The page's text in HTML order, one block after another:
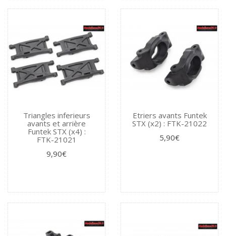
Triangles inferieurs
avants et arrière
Funtek STX (x4) :
FTK-21021
9,90€
Etriers avants Funtek
STX (x2) : FTK-21022
5,90€